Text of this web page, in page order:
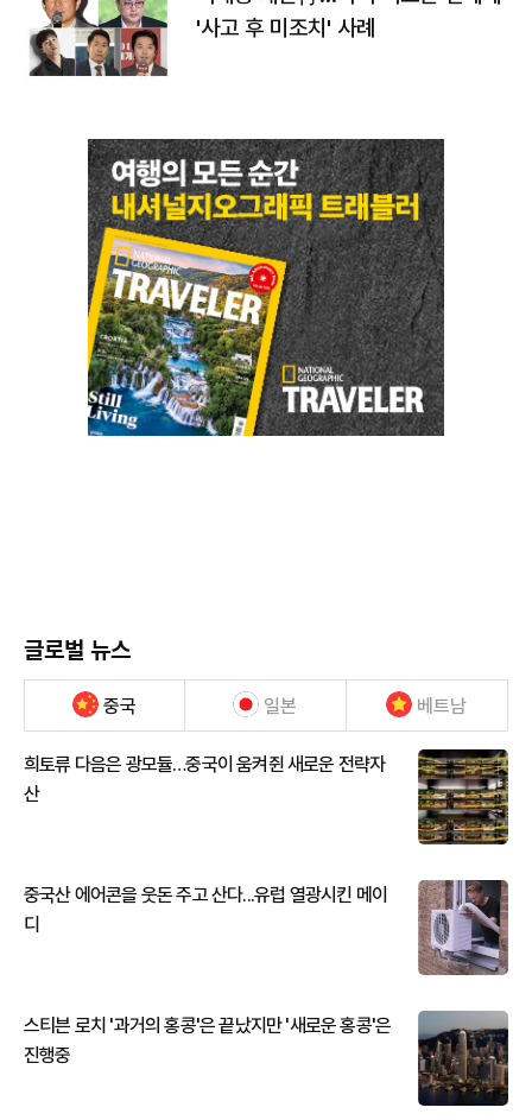
'사고 후 미조치' 사례
글로벌 뉴스
중국 일본 베트남
희토류 다음은 광모듈…중국이 움켜쥔 새로운 전략자
산
중국산 에어콘을 웃돈 주고 산다...유럽 열광시킨 메이
디
스티븐 로치 '과거의 홍콩'은 끝났지만 '새로운 홍콩'은
진행중